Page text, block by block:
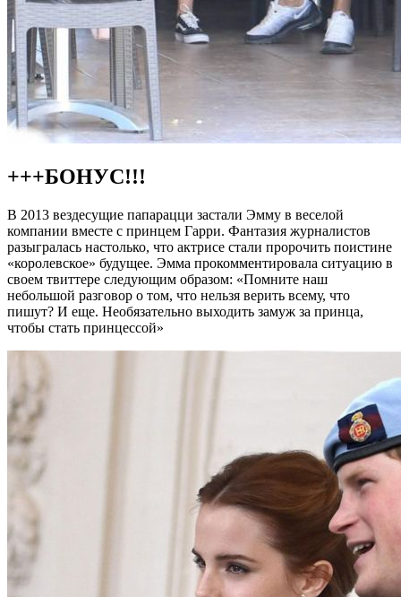
+++БОНУС!!!
В 2013 вездесущие папарацци застали Эмму в веселой
компании вместе с принцем Гарри. Фантазия журналистов
разыгралась настолько, что актрисе стали пророчить поистине
«королевское» будущее. Эмма прокомментировала ситуацию в
своем твиттере следующим образом: «Помните наш
небольшой разговор о том, что нельзя верить всему, что
пишут? И еще. Необязательно выходить замуж за принца,
чтобы стать принцессой»